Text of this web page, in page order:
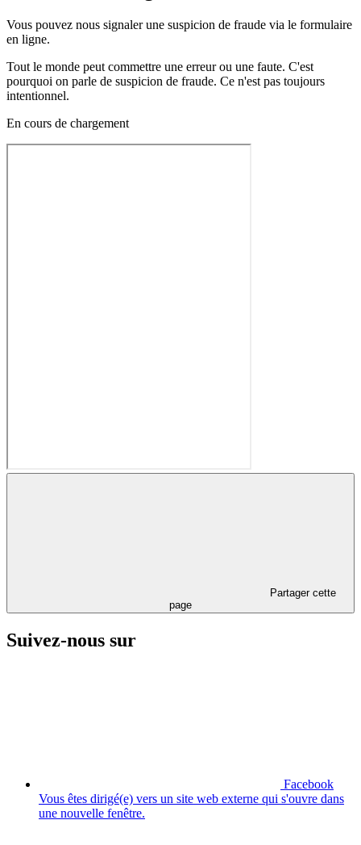
Vous pouvez nous signaler une suspicion de fraude via le formulaire
en ligne.
Tout le monde peut commettre une erreur ou une faute. C'est
pourquoi on parle de suspicion de fraude. Ce n'est pas toujours
intentionnel.
En cours de chargement
Partager cette
page
Suivez-nous sur
Facebook
Vous êtes dirigé(e) vers un site web externe qui s'ouvre dans
une nouvelle fenêtre.